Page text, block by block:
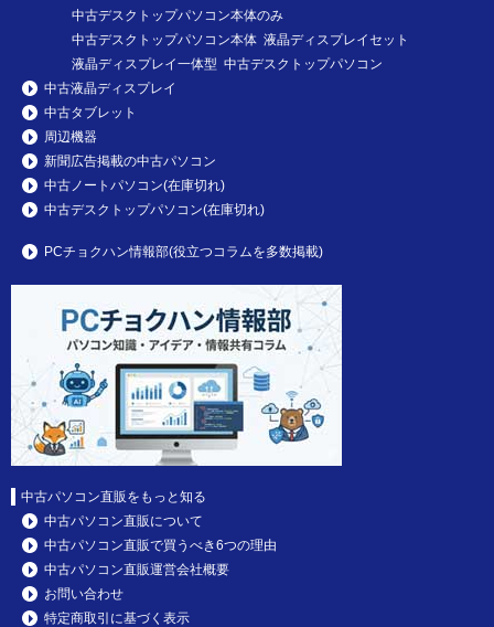
中古デスクトップパソコン本体のみ
中古デスクトップパソコン本体 液晶ディスプレイセット
液晶ディスプレイ一体型 中古デスクトップパソコン
中古液晶ディスプレイ
中古タブレット
周辺機器
新聞広告掲載の中古パソコン
中古ノートパソコン(在庫切れ)
中古デスクトップパソコン(在庫切れ)
PCチョクハン情報部(役立つコラムを多数掲載)
中古パソコン直販をもっと知る
中古パソコン直販について
中古パソコン直販で買うべき6つの理由
中古パソコン直販運営会社概要
お問い合わせ
特定商取引に基づく表示